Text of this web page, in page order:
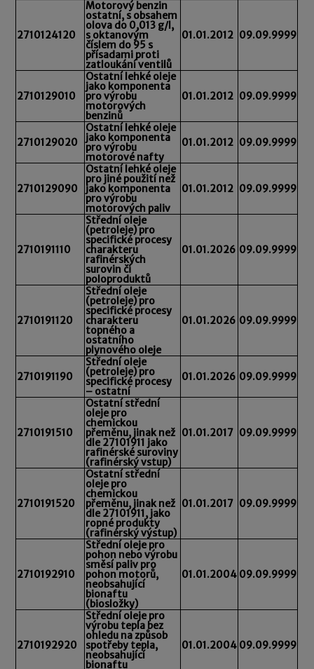
2710124120
Motorový benzin
ostatní, s obsahem
olova do 0,013 g/l,
s oktanovým
číslem do 95 s
přísadami proti
zatloukání ventilů
01.01.2012 09.09.9999
2710129010
Ostatní lehké oleje
jako komponenta
pro výrobu
motorových
benzinů
01.01.2012 09.09.9999
2710129020
Ostatní lehké oleje
jako komponenta
pro výrobu
motorové nafty
01.01.2012 09.09.9999
2710129090
Ostatní lehké oleje
pro jiné použití než
jako komponenta
pro výrobu
motorových paliv
01.01.2012 09.09.9999
2710191110
Střední oleje
(petroleje) pro
specifické procesy
charakteru
rafinérských
surovin či
poloproduktů
01.01.2026 09.09.9999
2710191120
Střední oleje
(petroleje) pro
specifické procesy
charakteru
topného a
ostatního
plynového oleje
01.01.2026 09.09.9999
2710191190
Střední oleje
(petroleje) pro
specifické procesy
– ostatní
01.01.2026 09.09.9999
2710191510
Ostatní střední
oleje pro
chemickou
přeměnu, jinak než
dle 27101911 jako
rafinérské suroviny
(rafinérský vstup)
01.01.2017 09.09.9999
2710191520
Ostatní střední
oleje pro
chemickou
přeměnu, jinak než
dle 27101911, jako
ropné produkty
(rafinérský výstup)
01.01.2017 09.09.9999
2710192910
Střední oleje pro
pohon nebo výrobu
směsí paliv pro
pohon motorů,
neobsahující
bionaftu
(biosložky)
01.01.2004 09.09.9999
2710192920
Střední oleje pro
výrobu tepla bez
ohledu na způsob
spotřeby tepla,
neobsahující
bionaftu
01.01.2004 09.09.9999